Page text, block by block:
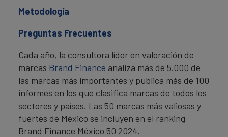
Metodología
Preguntas Frecuentes
Cada año, la consultora líder en valoración de
marcas Brand Finance analiza más de 5.000 de
las marcas más importantes y publica más de 100
informes en los que clasifica marcas de todos los
sectores y países. Las 50 marcas más valiosas y
fuertes de México se incluyen en el ranking
Brand Finance México 50 2024.